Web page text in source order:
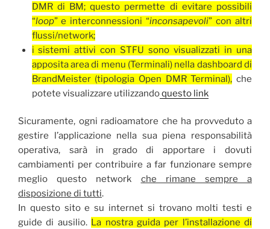
DMR di BM; questo permette di evitare possibili
“loop” e interconnessioni “inconsapevoli” con altri
flussi/network;
i sistemi attivi con STFU sono visualizzati in una
apposita area di menu (Terminali) nella dashboard di
BrandMeister (tipologia Open DMR Terminal), che
potete visualizzare utilizzandoquesto link
Sicuramente, ogni radioamatore che ha provveduto a
gestire l’applicazione nella sua piena responsabilità
operativa, sarà in grado di apportare i dovuti
cambiamenti per contribuire a far funzionare sempre
meglio questo network che rimane sempre a
disposizione di tutti.
In questo sito e su internet si trovano molti testi e
guide di ausilio. La nostra guida per l’installazione di